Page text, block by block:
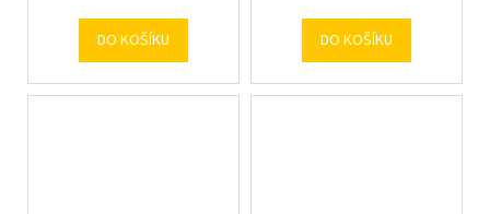
DO KOŠÍKU DO KOŠÍKU